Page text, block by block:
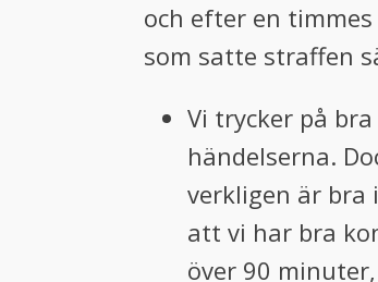
och efter en
som satte straffen
Vi trycker på
händelserna.
verkligen är bra
att vi har bra
över 90